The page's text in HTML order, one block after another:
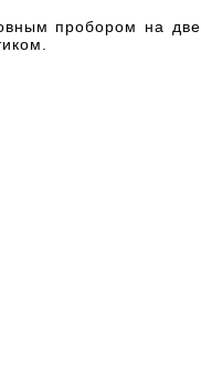
пробором на две